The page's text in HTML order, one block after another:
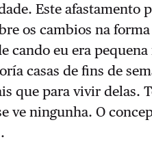
Este afastamento
os cambios na
cando eu era
casas de fins de
que para vivir delas.
ve ningunha. O